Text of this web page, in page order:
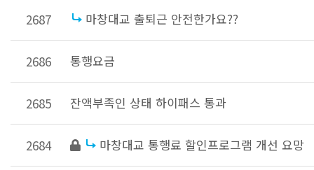
2687 마창대교 출퇴근 안전한가요??
2686 통행요금
2685 잔액부족인 상태 하이패스 통과
2684 마창대교 통행료 할인프로그램 개선 요망